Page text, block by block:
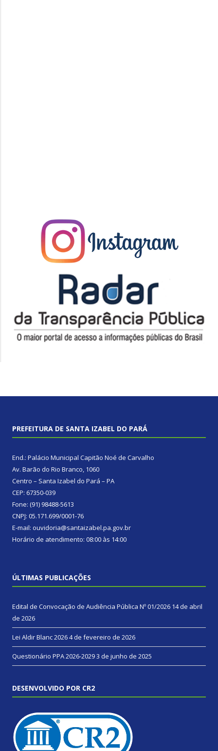
PREFEITURA DE SANTA IZABEL DO PARÁ
End.: Palácio Municipal Capitão Noé de Carvalho
Av. Barão do Rio Branco, 1060
Centro – Santa Izabel do Pará – PA
CEP: 67350-039
Fone: (91) 98488-5613
CNPJ: 05.171.699/0001-76
E-mail: ouvidoria@santaizabel.pa.gov.br
Horário de atendimento: 08:00 às 14:00
ÚLTIMAS PUBLICAÇÕES
Edital de Convocação de Audiência Pública Nº 01/2026 14 de abril
de 2026
Lei Aldir Blanc 20264 de fevereiro de 2026
Questionário PPA 2026-20293 de junho de 2025
DESENVOLVIDO POR CR2